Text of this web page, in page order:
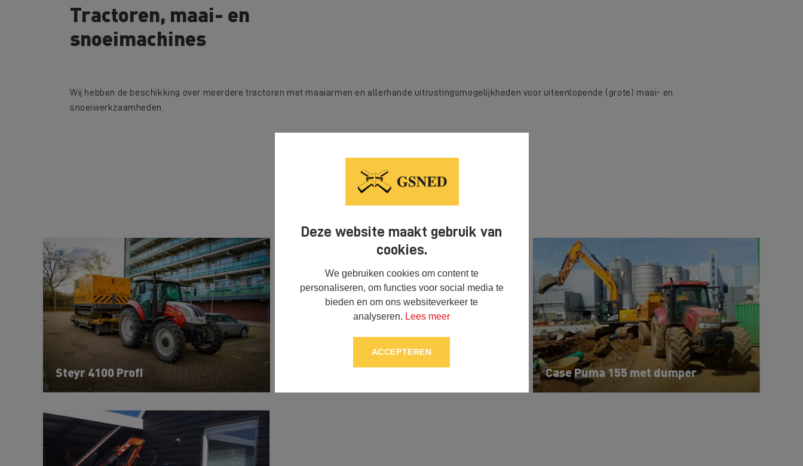
Deze website maakt gebruik van
cookies.
We gebruiken cookies om content te
personaliseren, om functies voor social media te
bieden en om ons websiteverkeer te
analyseren. Lees meer
ACCEPTEREN
Tractoren, maai- en
snoeimachines
Wij hebben de beschikking over meerdere tractoren met maaiarmen en allerhande uitrustingsmogelijkheden voor uiteenlopende (grote) maai- en
snoeiwerkzaamheden.
Steyr 4100 Profi Case Puma 155 met kilver Case Puma 155 met dumper